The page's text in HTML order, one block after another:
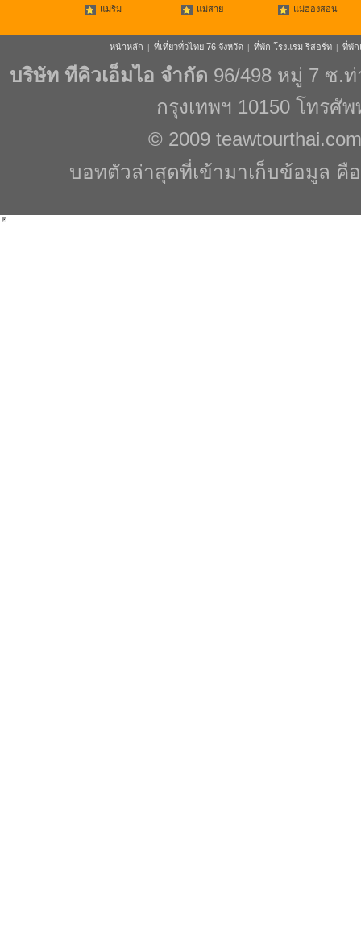
แม่ริม
แม่สาย แม่ฮ่องสอน
หน้าหลัก | ที่เที่ยวทั่วไทย 76 จังหวัด | ที่พัก โรงแรม รีสอร์ท | ที่พัก
บริษัท ทีคิวเอ็มไอ จำกัด 96/498 หมู่ 7 ซ.
กรุงเทพฯ 10150 โทรศั
© 2009 teawtourthai.com
บอทตัวล่าสุดที่เข้ามาเก็บข้อมูล คือ